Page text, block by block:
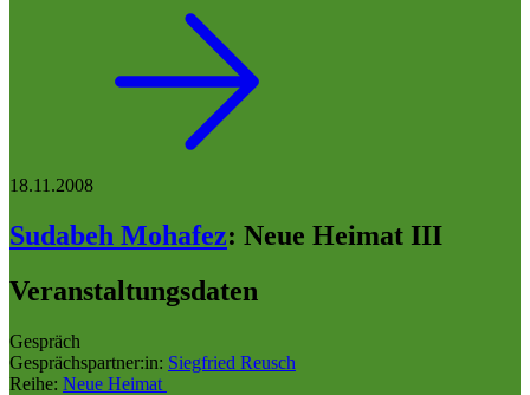
18.11.2008
Sudabeh Mohafez: Neue Heimat III
Veranstaltungsdaten
Gespräch
Gesprächspartner:in: Siegfried Reusch
Reihe: Neue Heimat